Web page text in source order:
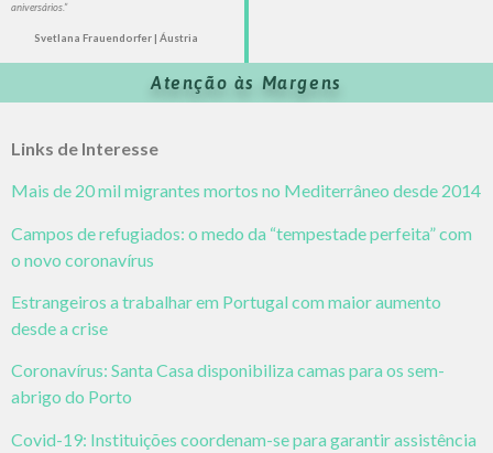
aniversários.”
Svetlana Frauendorfer | Áustria
Atenção às Margens
Links de Interesse
Mais de 20 mil migrantes mortos no Mediterrâneo desde 2014
Campos de refugiados: o medo da “tempestade perfeita” com
o novo coronavírus
Estrangeiros a trabalhar em Portugal com maior aumento
desde a crise
Coronavírus: Santa Casa disponibiliza camas para os sem-
abrigo do Porto
Covid-19: Instituições coordenam-se para garantir assistência